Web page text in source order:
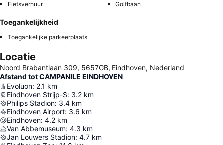
Fietsverhuur Golfbaan
Toegankelijkheid
Toegankelijke parkeerplaats
Locatie
Noord Brabantlaan 309, 5657GB, Eindhoven, Nederland
Afstand tot CAMPANILE EINDHOVEN
Evoluon: 2.1 km
Eindhoven Strijp-S: 3.2 km
Philips Stadion: 3.4 km
Eindhoven Airport: 3.6 km
Eindhoven: 4.2 km
Van Abbemuseum: 4.3 km
Jan Louwers Stadion: 4.7 km